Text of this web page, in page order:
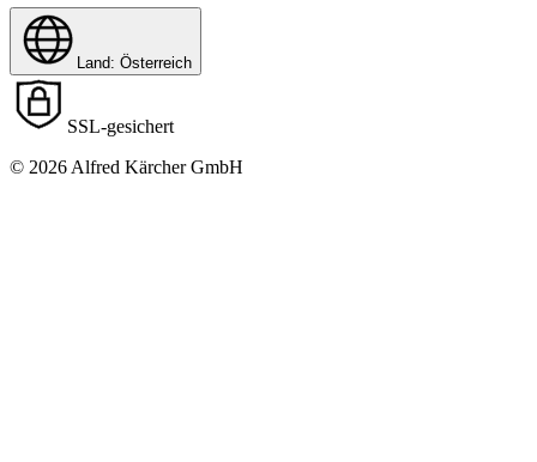
Land: Österreich
SSL-gesichert
© 2026 Alfred Kärcher GmbH